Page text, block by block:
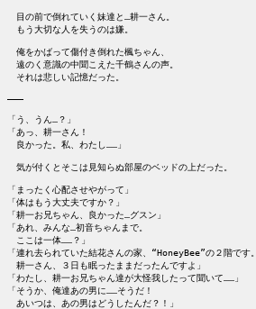
目の前で倒れていく妹達と…耕一さん。
もう大切な人を失うのは嫌。
俺をかばって傷付き倒れた楓ちゃん、
遠のく意識の中聞こえた千鶴さんの声。
それは悲しい記憶だった。
―――
「う、うん…？」
「あっ、耕一さん！
良かった。私、わたし……」
気が付くとそこは見知らぬ部屋のベッドの上だった。
「まったく心配させやがって」
「体はもう大丈夫ですか？」
「耕一お兄ちゃん、良かった…グスン」
「あれ、みんな…初音ちゃんまで。
ここは一体……？」
「連れ去られていた結花さんの家、“HoneyBee”の２階です。
耕一さん、３日も眠ったままだったんですよ」
「わたし、耕一お兄ちゃん達が大怪我したって聞いて……」
「そうか、俺達あの男に……そうだ！
あいつは、あの男はどうしたんだ？！」